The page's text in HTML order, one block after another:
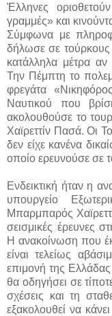
Έλληνες
γραμμές» και
Σύμφωνα με
δήλωσε σε τούρκους
κατάλληλα μέτρα αν
Την Πέμπτη το
φρεγάτα
Ναυτικού που
ακολουθούσε το
Χαϊρεττίν Πασά. Οι
δεν είχε κανένα
οποίο ερευνούσε σε
Ενδεικτική ήταν η
υπουργείο
Μπαρμπαρός
σεισμικές έρευνες
Η ανακοίνωση που
είναι τελείως
επιμονή της
θα οδηγήσει σε
σχέσεις και τη
εξακολουθεί να